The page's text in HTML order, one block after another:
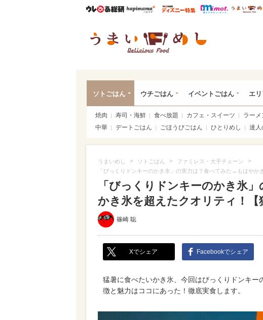
ウレぴあ総研ハピママ* ウレぴあ総研 デ
mimot.
ソトごはん ウチごはん イベントごはん エ
焼肉 寿司・海鮮 食べ放題 カフェ・スイーツ ラー
中華
デートごはん ごほうびごはん ひとりめし 達人
うまいめし > ソトごはん > ファミレス・大手チェーン >
「びっくりドンキーのかき氷」の実力は？食べてみた→もはやか
「びっくりドンキーのかき氷
かき氷を超えたクオリティ！【
篠崎 聡
Xでシェア Facebookでシェア
猛暑に食べたいかき氷、今回はびっくりドンキ
徴と魅力はココにあった！徹底実食します。